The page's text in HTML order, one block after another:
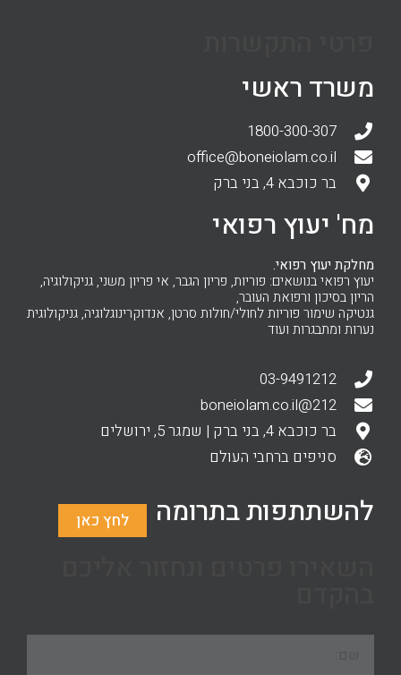
משרד ראשי
1800-300-307
office@boneiolam.co.il
בר כוכבא 4, בני ברק
מח' יעוץ רפואי
מחלקת יעוץ רפואי.
יעוץ רפואי בנושאים: פוריות, פריון הגבר, אי פריון משני, גניקולוגיה,
הריון בסיכון ורפואת העובר,
גנטיקה שימור פוריות לחולי/חולות סרטן, אנדוקרינוגלוגיה, גניקולוגית
נערות ומתבגרות ועוד
03-9491212
212@boneiolam.co.il
בר כוכבא 4, בני ברק | שמגר 5, ירושלים
סניפים ברחבי העולם
להשתתפות בתרומה לחץ כאן